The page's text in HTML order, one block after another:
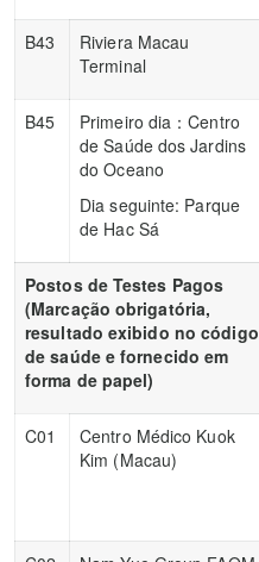
B43
Riviera Macau
Terminal
B45
Primeiro dia：Centro
de Saúde dos Jardins
do Oceano
Dia seguinte: Parque
de Hac Sá
Postos de Testes Pagos
(Marcação obrigatória,
resultado exibido no código
de saúde e fornecido em
forma de papel)
C01
Centro Médico Kuok
Kim (Macau)